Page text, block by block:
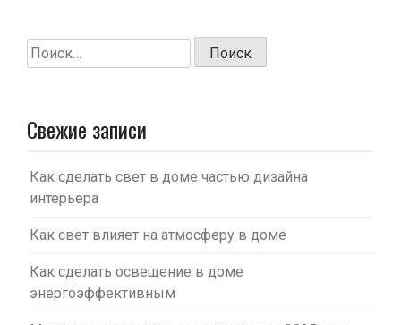
Найти:
Свежие записи
Как сделать свет в доме частью дизайна
интерьера
Как свет влияет на атмосферу в доме
Как сделать освещение в доме
энергоэффективным